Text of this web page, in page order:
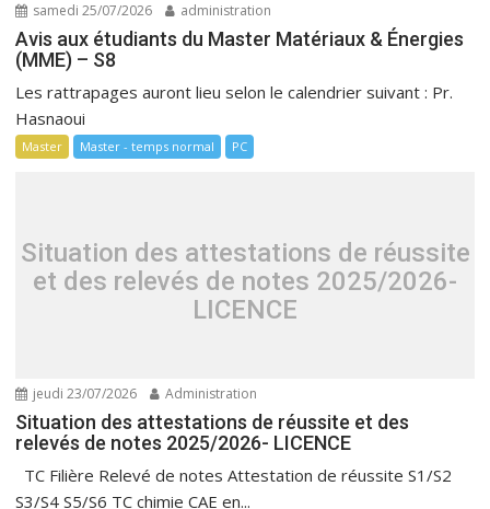
samedi 25/07/2026 administration
Avis aux étudiants du Master Matériaux & Énergies
(MME) – S8
Les rattrapages auront lieu selon le calendrier suivant : Pr.
Hasnaoui
Master Master - temps normal PC
Situation des attestations de réussite
et des relevés de notes 2025/2026-
LICENCE
jeudi 23/07/2026 Administration
Situation des attestations de réussite et des
relevés de notes 2025/2026- LICENCE
TC Filière Relevé de notes Attestation de réussite S1/S2
S3/S4 S5/S6 TC chimie CAE en...